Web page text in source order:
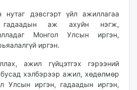
нутаг дэвсгэрт үйл ажиллагаа
гадаадын аж ахуйн нэгж,
Монгол Улсын иргэн,
иргэн.
ажил гүйцэтгэх гэрээний
хэлбэрээр ажил, хөдөлмөр
Улсын иргэн, гадаадын иргэн,